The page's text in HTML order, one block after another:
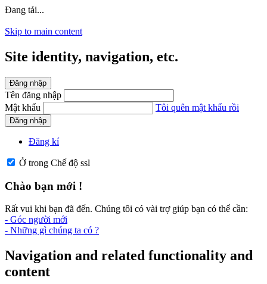
Đang tải...
Skip to main content
Site identity, navigation, etc.
Đăng nhập
Tên đăng nhập
Mật khẩu
Tôi quên mật khẩu rồi
Đăng nhập
Đăng kí
Ở trong Chế độ ssl
Chào bạn mới !
Rất vui khi bạn đã đến. Chúng tôi có vài trợ giúp bạn có thể cần:
- Góc người mới
- Những gì chúng ta có ?
Navigation and related functionality and
content